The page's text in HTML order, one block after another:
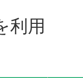
利用